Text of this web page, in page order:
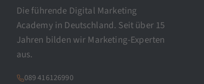
Die führende Digital Marketing
Academy in Deutschland. Seit über 15
Jahren bilden wir Marketing-Experten
aus.
089 416126990